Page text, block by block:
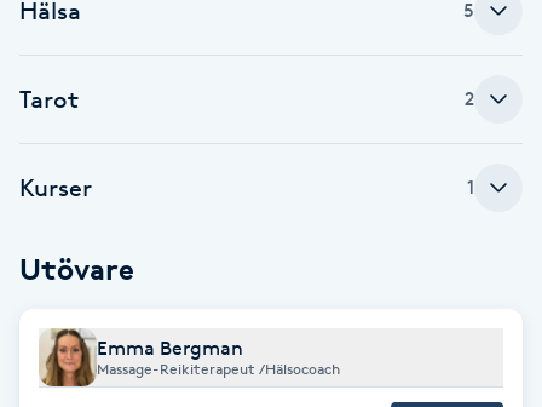
Frekvensterapi
Friskvård
Färgning
Hälsa 5
Tarot 2
Kurser 1
Utövare
Emma Bergman
Massage-Reikiterapeut /Hälsocoach